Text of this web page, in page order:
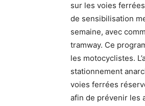
sur les voies
de sensibilisation
semaine, avec
tramway. Ce
les motocyclistes.
stationnement
voies ferrées
afin de prévenir les